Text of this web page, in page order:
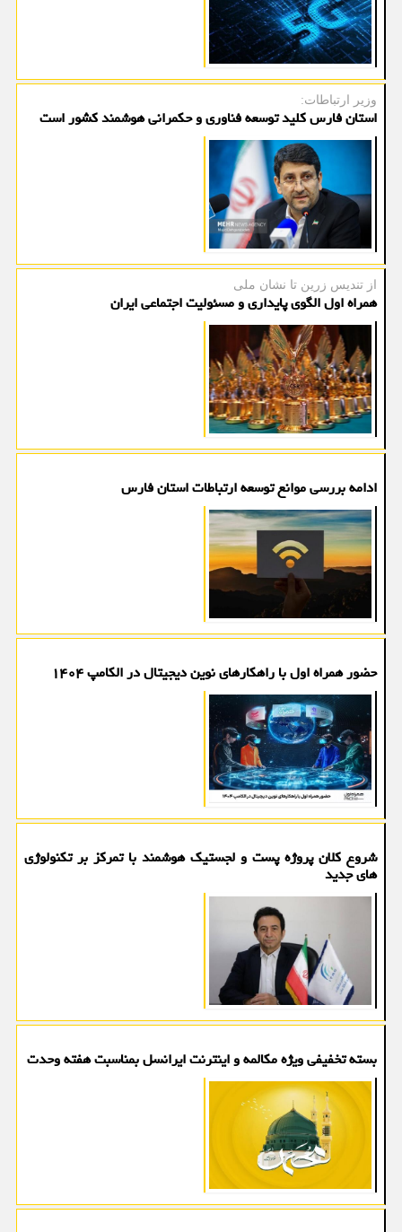
وزیر ارتباطات:
استان فارس کلید توسعه فناوری و حکمرانی هوشمند کشور است
از تندیس زرین تا نشان ملی
همراه اول الگوی پایداری و مسئولیت اجتماعی ایران
ادامه بررسی موانع توسعه ارتباطات استان فارس
حضور همراه اول با راهکارهای نوین دیجیتال در الکامپ ۱۴۰۴
شروع کلان پروژه پست و لجستیک هوشمند با تمرکز بر تکنولوژی
های جدید
بسته تخفیفی ویژه مکالمه و اینترنت ایرانسل بمناسبت هفته وحدت